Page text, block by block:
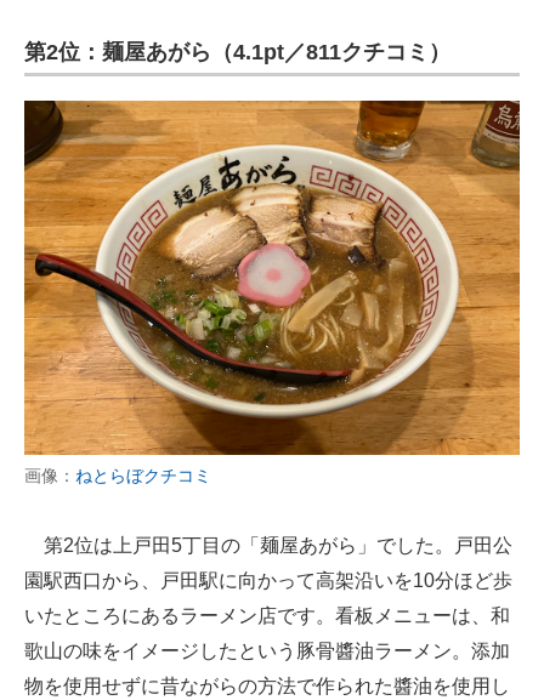
第2位：麺屋あがら（4.1pt／811クチコミ）
画像： ねとらぼクチコミ
第2位は上戸田5丁目の「麺屋あがら」でした。戸田公
園駅西口から、戸田駅に向かって高架沿いを10分ほど歩
いたところにあるラーメン店です。看板メニューは、和
歌山の味をイメージしたという豚骨醬油ラーメン。添加
物を使用せずに昔ながらの方法で作られた醬油を使用し